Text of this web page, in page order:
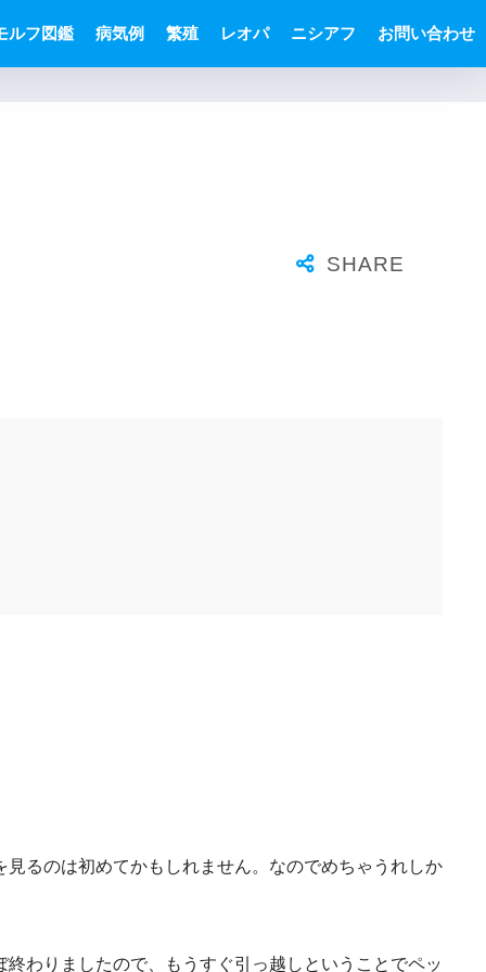
フ図鑑 病気例 繁殖 レオパ ニシアフ お問い合わせ
るのは初めてかもしれません。なのでめちゃうれしか
わりましたので、もうすぐ引っ越しということでペッ